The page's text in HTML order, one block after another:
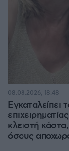
Εγκαταλείπει
κλειστή
όσους
08.08.2026, 18:48